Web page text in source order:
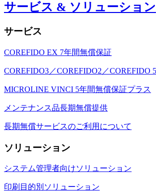
サービス & ソリューション
サービス
COREFIDO EX 7年間無償保証
COREFIDO3／COREFIDO2／COREFIDO
MICROLINE VINCI 5年間無償保証プラス
メンテナンス品長期無償提供
長期無償サービスのご利用について
ソリューション
システム管理者向けソリューション
印刷目的別ソリューション